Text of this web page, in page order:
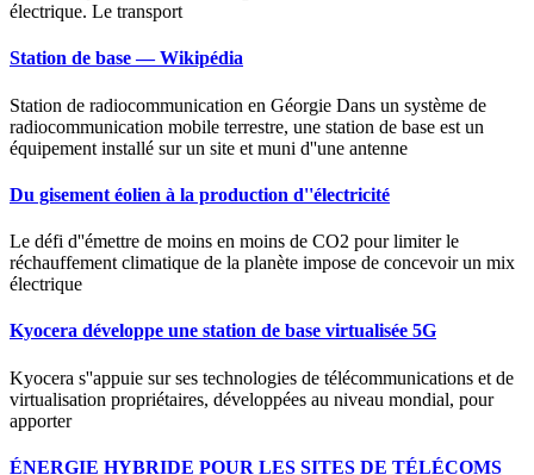
électrique. Le transport
Station de base — Wikipédia
Station de radiocommunication en Géorgie Dans un système de
radiocommunication mobile terrestre, une station de base est un
équipement installé sur un site et muni d''une antenne
Du gisement éolien à la production d''électricité
Le défi d''émettre de moins en moins de CO2 pour limiter le
réchauffement climatique de la planète impose de concevoir un mix
électrique
Kyocera développe une station de base virtualisée 5G
Kyocera s''appuie sur ses technologies de télécommunications et de
virtualisation propriétaires, développées au niveau mondial, pour
apporter
ÉNERGIE HYBRIDE POUR LES SITES DE TÉLÉCOMS